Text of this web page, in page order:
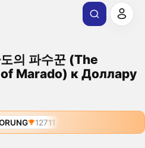
의 파수꾼 (The
Marado) к Доллару
12711